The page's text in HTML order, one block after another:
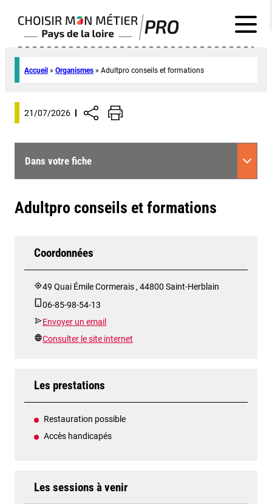
Accueil » Organismes » Adultpro conseils et formations
21/07/2026
Dans votre fiche
Adultpro conseils et formations
Coordonnées
49 Quai Émile Cormerais , 44800 Saint-Herblain
06-85-98-54-13
Envoyer un email
Consulter le site internet
Les prestations
Restauration possible
Accès handicapés
Les sessions à venir